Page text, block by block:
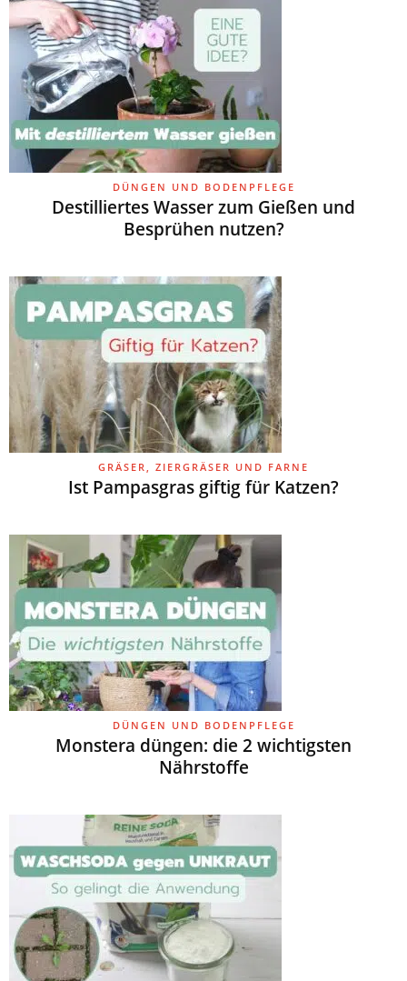
DÜNGEN UND BODENPFLEGE
Destilliertes Wasser zum Gießen und
Besprühen nutzen?
GRÄSER, ZIERGRÄSER UND FARNE
Ist Pampasgras giftig für Katzen?
DÜNGEN UND BODENPFLEGE
Monstera düngen: die 2 wichtigsten
Nährstoffe